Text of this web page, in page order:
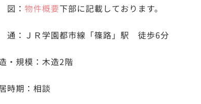
： 物件概要下部に記載しております。
：ＪＲ学園都市線「篠路」駅 徒歩6分
・規模：木造2階
時期：相談